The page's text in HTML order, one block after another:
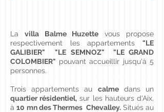
La villa Balme Huzette vous propose
respectivement les appartements "LE
GALIBIER"
"LE SEMNOZ" "LE GRAND
COLOMBIER" pouvant accueillir jusqu'à 5
personnes.
Trois appartements au calmedans un
quartier résidentiel, sur les hauteurs d'Aix,
à10 mn des Thermes Chevalley.Situés au